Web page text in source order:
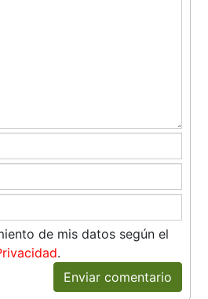
de mis datos según el
.
Enviar comentario